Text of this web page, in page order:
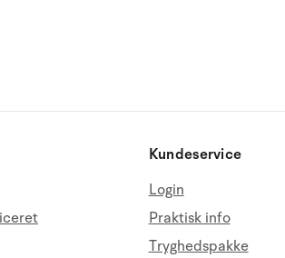
Kundeservice
Login
Praktisk info
Tryghedspakke